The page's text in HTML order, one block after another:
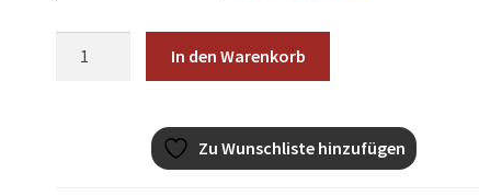
In den Warenkorb
Zu Wunschliste hinzufügen